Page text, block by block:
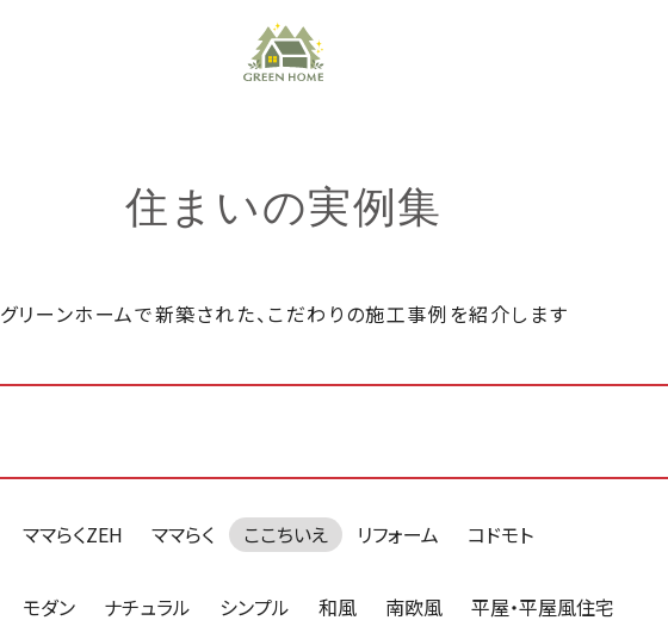
住まいの実例集
グリーンホームで新築された、こだわりの施工事例を紹介します
ママらくZEH ママらく ここちいえ リフォーム コドモト
モダン ナチュラル シンプル 和風 南欧風 平屋・平屋風住宅